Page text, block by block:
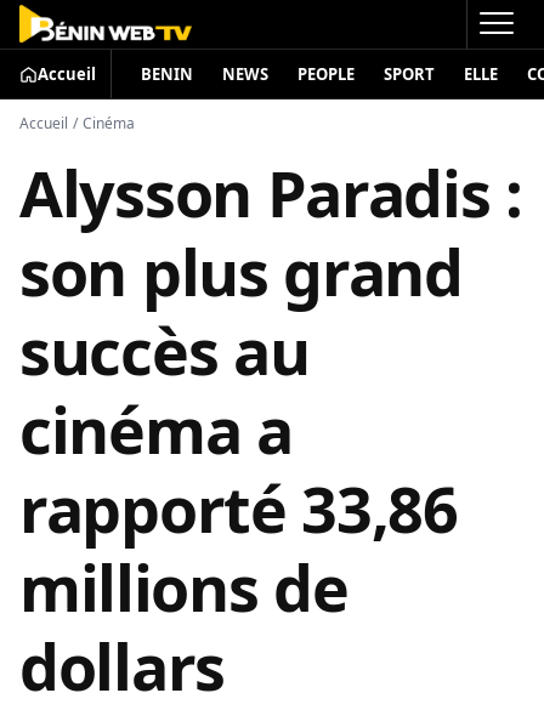
Accueil BENIN NEWS PEOPLE SPORT ELLE
Accueil / Cinéma
Alysson Paradis :
son plus grand
succès au
cinéma a
rapporté 33,86
millions de
dollars